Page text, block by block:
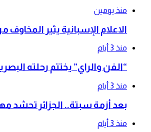
منذ يومين
الاعلام الإسبانية يثير
منذ 3 أيام
“الفن والراي” يختتم رحلته
منذ 3 أيام
بعد أزمة سبتة.. الجزائر تحشد
منذ 3 أيام